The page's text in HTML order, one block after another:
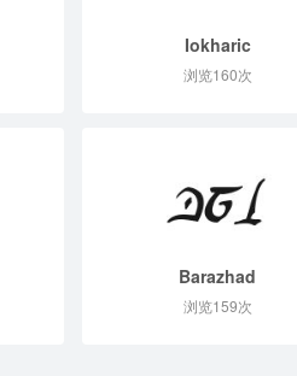
Iokharic
浏览160次
Barazhad
浏览159次